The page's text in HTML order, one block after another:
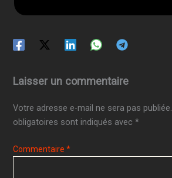
Laisser un commentaire
Votre adresse e-mail ne sera pas publiée.
obligatoires sont indiqués avec*
Commentaire*